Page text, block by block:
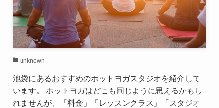
unknown
池袋にあるおすすめのホットヨガスタジオを紹介して
います。 ホットヨガはどこも同じように思えるかもし
れませんが、「料金」「レッスンクラス」「スタジオ